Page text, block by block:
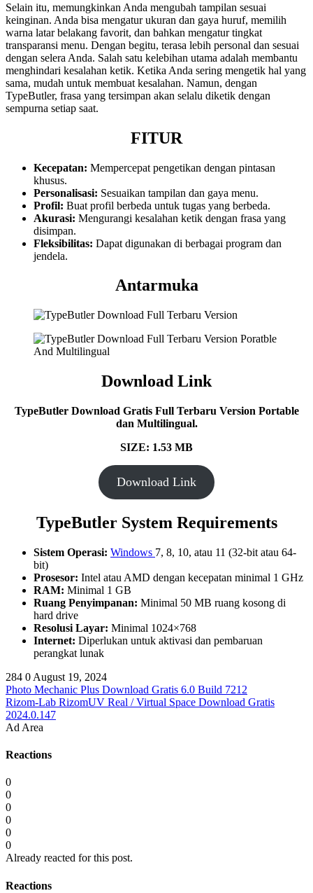
Selain itu, memungkinkan Anda mengubah tampilan sesuai
keinginan. Anda bisa mengatur ukuran dan gaya huruf, memilih
warna latar belakang favorit, dan bahkan mengatur tingkat
transparansi menu. Dengan begitu, terasa lebih personal dan sesuai
dengan selera Anda. Salah satu kelebihan utama adalah membantu
menghindari kesalahan ketik. Ketika Anda sering mengetik hal yang
sama, mudah untuk membuat kesalahan. Namun, dengan
TypeButler, frasa yang tersimpan akan selalu diketik dengan
sempurna setiap saat.
FITUR
Kecepatan: Mempercepat pengetikan dengan pintasan
khusus.
Personalisasi: Sesuaikan tampilan dan gaya menu.
Profil: Buat profil berbeda untuk tugas yang berbeda.
Akurasi: Mengurangi kesalahan ketik dengan frasa yang
disimpan.
Fleksibilitas: Dapat digunakan di berbagai program dan
jendela.
Antarmuka
Download Link
TypeButler Download Gratis Full Terbaru Version Portable
dan Multilingual.
SIZE: 1.53 MB
Download Link
TypeButler System Requirements
Sistem Operasi: Windows 7, 8, 10, atau 11 (32-bit atau 64-
bit)
Prosesor: Intel atau AMD dengan kecepatan minimal 1 GHz
RAM: Minimal 1 GB
Ruang Penyimpanan: Minimal 50 MB ruang kosong di
hard drive
Resolusi Layar: Minimal 1024×768
Internet: Diperlukan untuk aktivasi dan pembaruan
perangkat lunak
284 0 August 19, 2024
Photo Mechanic Plus Download Gratis 6.0 Build 7212
Rizom-Lab RizomUV Real / Virtual Space Download Gratis
2024.0.147
Ad Area
Reactions
0
0
0
0
0
0
Already reacted for this post.
Reactions